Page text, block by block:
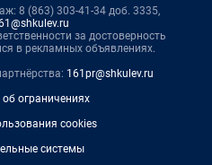
8 (863) 303-41-34 доб. 3335,
за достоверность
в рекламных объявлениях.
161pr@shkulev.ru
ограничениях
cookies
системы